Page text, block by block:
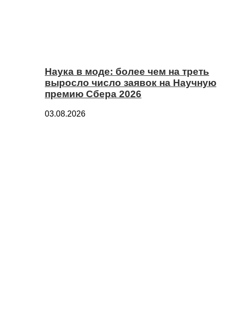
Наука в моде: более чем на треть
выросло число заявок на Научную
премию Сбера 2026
03.08.2026